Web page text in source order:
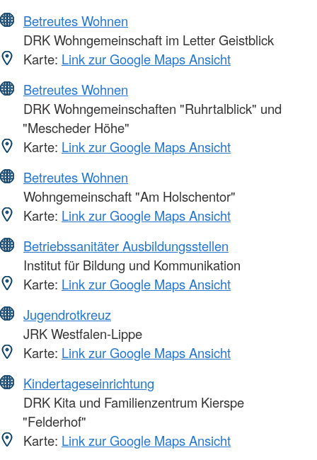
Betreutes Wohnen
DRK Wohngemeinschaft im Letter Geistblick
Karte: Link zur Google Maps Ansicht
Betreutes Wohnen
DRK Wohngemeinschaften "Ruhrtalblick" und
"Mescheder Höhe"
Karte: Link zur Google Maps Ansicht
Betreutes Wohnen
Wohngemeinschaft "Am Holschentor"
Karte: Link zur Google Maps Ansicht
Betriebssanitäter Ausbildungsstellen
Institut für Bildung und Kommunikation
Karte: Link zur Google Maps Ansicht
Jugendrotkreuz
JRK Westfalen-Lippe
Karte: Link zur Google Maps Ansicht
Kindertageseinrichtung
DRK Kita und Familienzentrum Kierspe
"Felderhof"
Karte: Link zur Google Maps Ansicht